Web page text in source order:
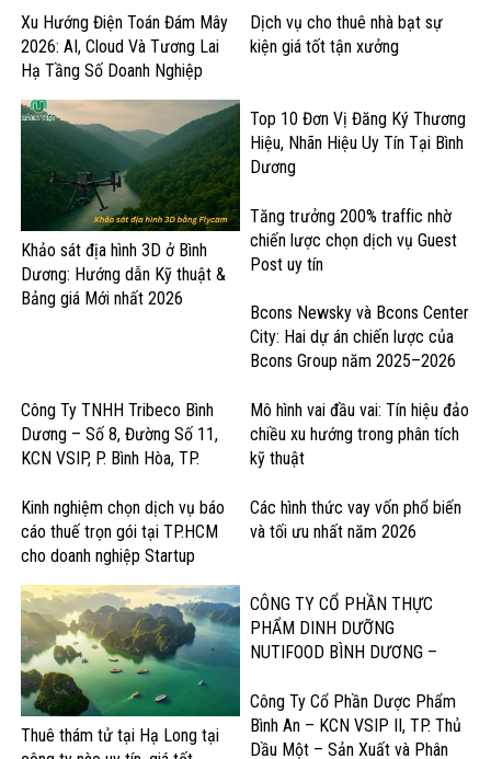
Xu Hướng Điện Toán Đám Mây
2026: AI, Cloud Và Tương Lai
Hạ Tầng Số Doanh Nghiệp
Dịch vụ cho thuê nhà bạt sự
kiện giá tốt tận xưởng
Khảo sát địa hình 3D ở Bình
Dương: Hướng dẫn Kỹ thuật &
Bảng giá Mới nhất 2026
Top 10 Đơn Vị Đăng Ký Thương
Hiệu, Nhãn Hiệu Uy Tín Tại Bình
Dương
Tăng trưởng 200% traffic nhờ
chiến lược chọn dịch vụ Guest
Post uy tín
Bcons Newsky và Bcons Center
City: Hai dự án chiến lược của
Bcons Group năm 2025–2026
Công Ty TNHH Tribeco Bình
Dương – Số 8, Đường Số 11,
KCN VSIP, P. Bình Hòa, TP.
Khát & Thực Phẩm
Mô hình vai đầu vai: Tín hiệu đảo
chiều xu hướng trong phân tích
kỹ thuật
Kinh nghiệm chọn dịch vụ báo
cáo thuế trọn gói tại TP.HCM
cho doanh nghiệp Startup
Các hình thức vay vốn phổ biến
và tối ưu nhất năm 2026
Thuê thám tử tại Hạ Long tại
CÔNG TY CỔ PHẦN THỰC
PHẨM DINH DƯỠNG
NUTIFOOD BÌNH DƯƠNG –
– Sản Xuất Sữa và Sản Phẩm
Dinh Dưỡng
Công Ty Cổ Phần Dược Phẩm
Bình An – KCN VSIP II, TP. Thủ
Dầu Một – Sản Xuất và Phân